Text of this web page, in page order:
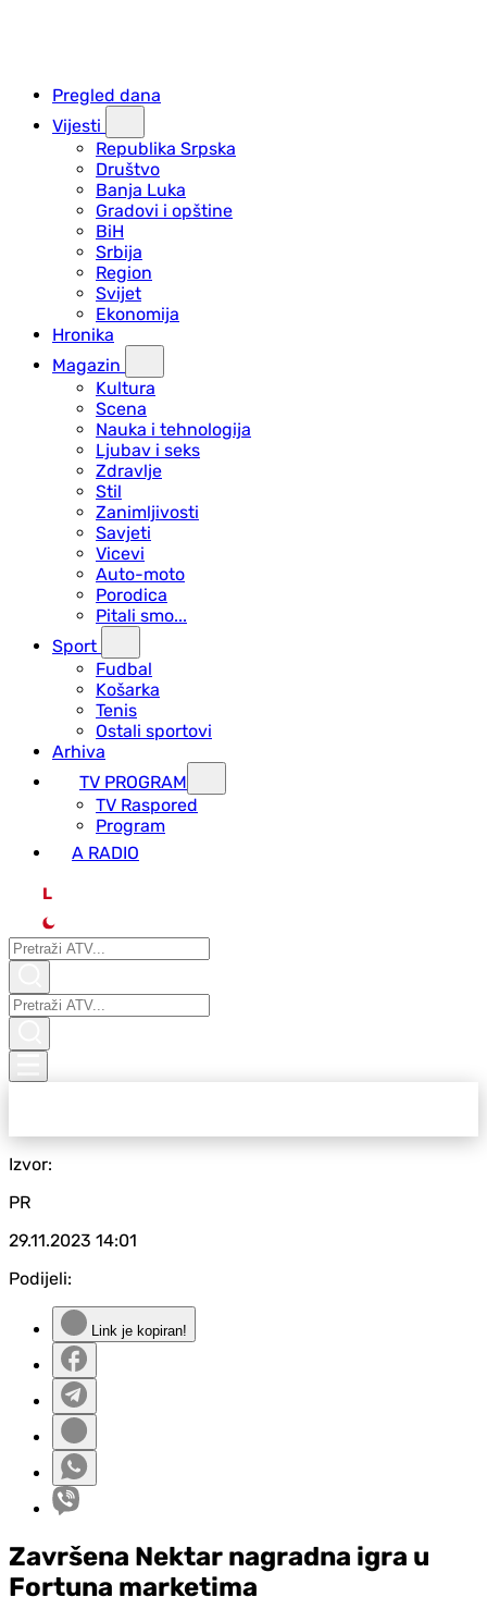
Pregled dana
Vijesti
Republika Srpska
Društvo
Banja Luka
Gradovi i opštine
BiH
Srbija
Region
Svijet
Ekonomija
Hronika
Magazin
Kultura
Scena
Nauka i tehnologija
Ljubav i seks
Zdravlje
Stil
Zanimljivosti
Savjeti
Vicevi
Auto-moto
Porodica
Pitali smo...
Sport
Fudbal
Košarka
Tenis
Ostali sportovi
Arhiva
TV PROGRAM
ТV Raspored
Program
A RADIO
L
Izvor:
PR
29.11.2023 14:01
Podijeli:
Link je kopiran!
Završena Nektar nagradna igra u
Fortuna marketima